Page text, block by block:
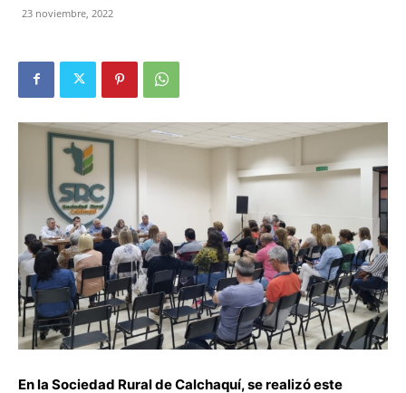
23 noviembre, 2022
En la Sociedad Rural de Calchaquí, se realizó este